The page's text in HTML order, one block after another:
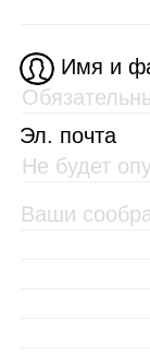
Имя и
Эл. почта